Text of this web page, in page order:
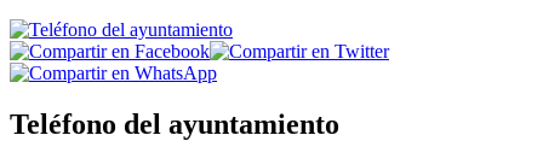
Teléfono del ayuntamiento